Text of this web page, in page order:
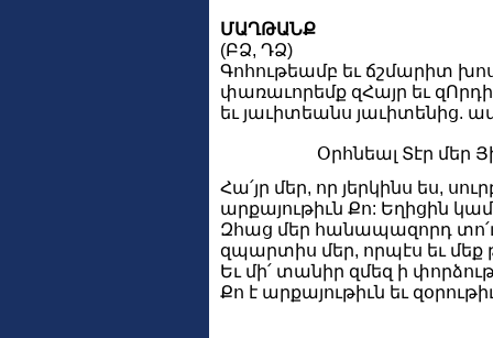
ՄԱՂԹԱՆՔ
(ԲՁ, ԴՁ)
Գոհութեամբ եւ ճշմարիտ
փառաւորեմք զՀայր եւ զՈրդի
եւ յաւիտեանս յաւիտենից.
Օրհնեալ Տէր մեր
Հա՛յր մեր, որ յերկինս ես,
արքայութիւն Քո: Եղիցին
Զհաց մեր հանապազորդ
զպարտիս մեր, որպէս եւ
Եւ մի՛ տանիր զմեզ ի
Քո է արքայութիւն եւ